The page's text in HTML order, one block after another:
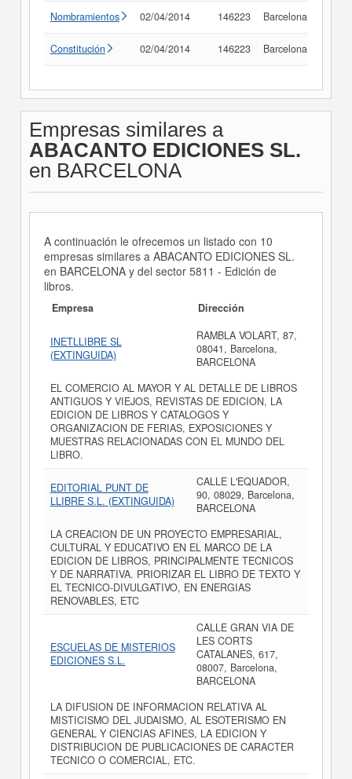
Nombramientos 02/04/2014 146223 Barcelona
Constitución 02/04/2014 146223 Barcelona
Empresas similares a
ABACANTO EDICIONES SL.
en BARCELONA
A continuación le ofrecemos un listado con 10
empresas similares a ABACANTO EDICIONES SL.
en BARCELONA y del sector 5811 - Edición de
libros.
Empresa Dirección
INETLLIBRE SL
(EXTINGUIDA)
RAMBLA VOLART, 87,
08041, Barcelona,
BARCELONA
EL COMERCIO AL MAYOR Y AL DETALLE DE LIBROS
ANTIGUOS Y VIEJOS, REVISTAS DE EDICION, LA
EDICION DE LIBROS Y CATALOGOS Y
ORGANIZACION DE FERIAS, EXPOSICIONES Y
MUESTRAS RELACIONADAS CON EL MUNDO DEL
LIBRO.
EDITORIAL PUNT DE
LLIBRE S.L. (EXTINGUIDA)
CALLE L'EQUADOR,
90, 08029, Barcelona,
BARCELONA
LA CREACION DE UN PROYECTO EMPRESARIAL,
CULTURAL Y EDUCATIVO EN EL MARCO DE LA
EDICION DE LIBROS, PRINCIPALMENTE TECNICOS
Y DE NARRATIVA. PRIORIZAR EL LIBRO DE TEXTO Y
EL TECNICO-DIVULGATIVO, EN ENERGIAS
RENOVABLES, ETC
ESCUELAS DE MISTERIOS
EDICIONES S.L.
CALLE GRAN VIA DE
LES CORTS
CATALANES, 617,
08007, Barcelona,
BARCELONA
LA DIFUSION DE INFORMACION RELATIVA AL
MISTICISMO DEL JUDAISMO, AL ESOTERISMO EN
GENERAL Y CIENCIAS AFINES, LA EDICION Y
DISTRIBUCION DE PUBLICACIONES DE CARACTER
TECNICO O COMERCIAL, ETC.